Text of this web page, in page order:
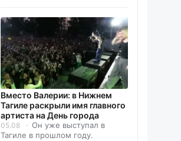
Вместо Валерии: в Нижнем
Тагиле раскрыли имя главного
артиста на День города
05.08
Он уже выступал в
Тагиле в прошлом году.